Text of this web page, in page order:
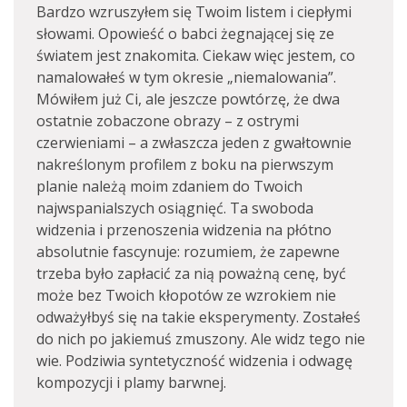
Bardzo wzruszyłem się Twoim listem i ciepłymi
słowami. Opowieść o babci żegnającej się ze
światem jest znakomita. Ciekaw więc jestem, co
namalowałeś w tym okresie „niemalowania”.
Mówiłem już Ci, ale jeszcze powtórzę, że dwa
ostatnie zobaczone obrazy – z ostrymi
czerwieniami – a zwłaszcza jeden z gwałtownie
nakreślonym profilem z boku na pierwszym
planie należą moim zdaniem do Twoich
najwspanialszych osiągnięć. Ta swoboda
widzenia i przenoszenia widzenia na płótno
absolutnie fascynuje: rozumiem, że zapewne
trzeba było zapłacić za nią poważną cenę, być
może bez Twoich kłopotów ze wzrokiem nie
odważyłbyś się na takie eksperymenty. Zostałeś
do nich po jakiemuś zmuszony. Ale widz tego nie
wie. Podziwia syntetyczność widzenia i odwagę
kompozycji i plamy barwnej.